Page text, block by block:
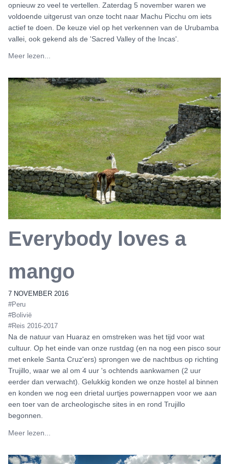
opnieuw zo veel te vertellen. Zaterdag 5 november waren we
voldoende uitgerust van onze tocht naar Machu Picchu om iets
actief te doen. De keuze viel op het verkennen van de Urubamba
vallei, ook gekend als de 'Sacred Valley of the Incas'.
Meer lezen...
Everybody loves a
mango
7 NOVEMBER 2016
#Peru
#Bolivië
#Reis 2016-2017
Na de natuur van Huaraz en omstreken was het tijd voor wat
cultuur. Op het einde van onze rustdag (en na nog een pisco sour
met enkele Santa Cruz'ers) sprongen we de nachtbus op richting
Trujillo, waar we al om 4 uur 's ochtends aankwamen (2 uur
eerder dan verwacht). Gelukkig konden we onze hostel al binnen
en konden we nog een drietal uurtjes powernappen voor we aan
een toer van de archeologische sites in en rond Trujillo
begonnen.
Meer lezen...